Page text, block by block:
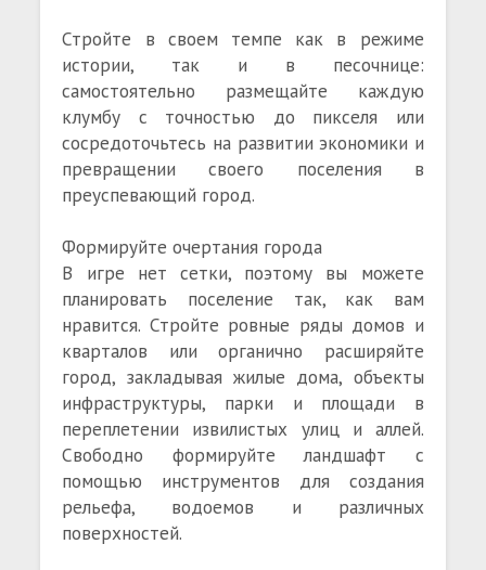
Стройте в своем темпе как в режиме
истории, так и в песочнице:
самостоятельно размещайте каждую
клумбу с точностью до пикселя или
сосредоточьтесь на развитии экономики и
превращении своего поселения в
преуспевающий город.
Формируйте очертания города
В игре нет сетки, поэтому вы можете
планировать поселение так, как вам
нравится. Стройте ровные ряды домов и
кварталов или органично расширяйте
город, закладывая жилые дома, объекты
инфраструктуры, парки и площади в
переплетении извилистых улиц и аллей.
Свободно формируйте ландшафт с
помощью инструментов для создания
рельефа, водоемов и различных
поверхностей.